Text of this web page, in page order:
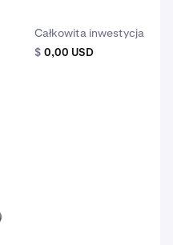
Całkowita inwestycja
$ 0,00 USD